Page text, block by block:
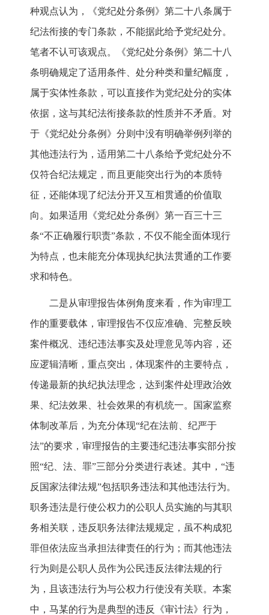
种观点认为，《党纪处分条例》第二十八条属于
纪法衔接的专门条款，不能据此给予党纪处分。
笔者不认可该观点。《党纪处分条例》第二十八
条明确规定了适用条件、处分种类和量纪幅度，
属于实体性条款，可以直接作为党纪处分的实体
依据，这与其纪法衔接条款的性质并不矛盾。对
于《党纪处分条例》分则中没有明确举例列举的
其他违法行为，适用第二十八条给予党纪处分不
仅符合纪法规定，而且更能突出行为的本质特
征，还能体现了纪法分开又互相贯通的价值取
向。如果适用《党纪处分条例》第一百三十三
条“不正确履行职责”条款，不仅不能全面体现行
为特点，也未能充分体现执纪执法贯通的工作要
求和特色。
二是从审理报告体例角度来看，作为审理工
作的重要载体，审理报告不仅应准确、完整反映
案件概况、违纪违法事实及处理意见等内容，还
应逻辑清晰，重点突出，体现案件的主要特点，
传递最新的执纪执法理念，达到案件处理政治效
果、纪法效果、社会效果的有机统一。国家监察
体制改革后，为充分体现“纪在法前、纪严于
法”的要求，审理报告的主要违纪违法事实部分按
照“纪、法、罪”三部分分类进行表述。其中，“违
反国家法律法规”包括职务违法和其他违法行为。
职务违法是行使公权力的公职人员实施的与其职
务相关联，违反职务法律法规规定，虽不构成犯
罪但依法应当承担法律责任的行为；而其他违法
行为则是公职人员作为公民违反法律法规的行
为，且该违法行为与公权力行使没有关联。本案
中，马某的行为是典型的违反《审计法》行为，